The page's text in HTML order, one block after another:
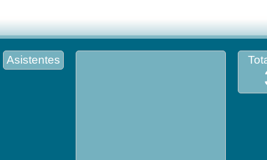
Asistentes